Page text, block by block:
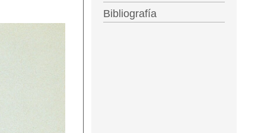
Bibliografía